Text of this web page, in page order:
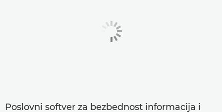
Poslovni softver za bezbednost informacija i